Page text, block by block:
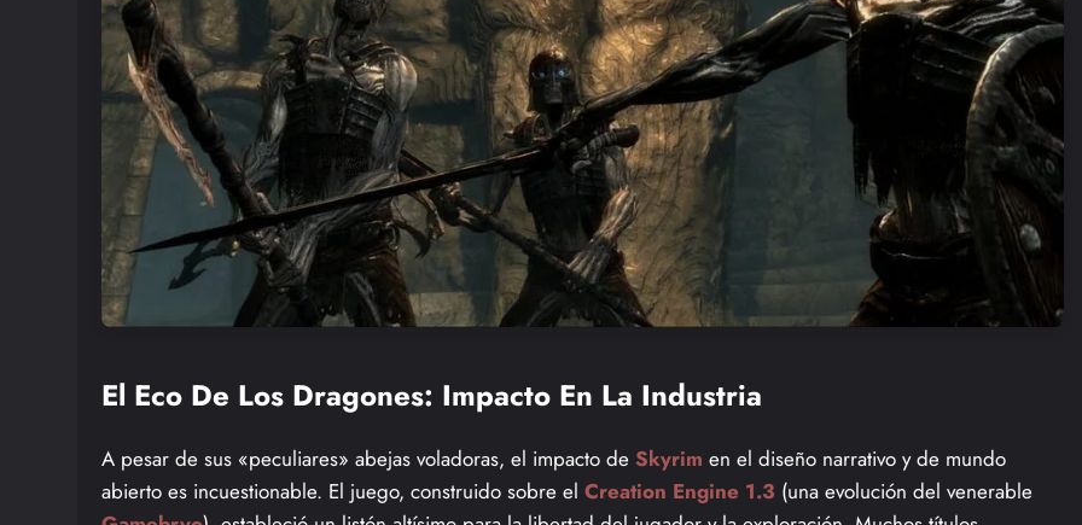
El Eco De Los Dragones: Impacto En La Industria
A pesar de sus «peculiares» abejas voladoras, el impacto de Skyrim en el diseño narrativo y de mundo
abierto es incuestionable. El juego, construido sobre el Creation Engine 1.3 (una evolución del venerable